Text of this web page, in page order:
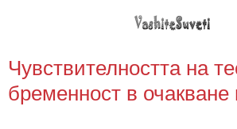
Чувствителността на
бременност в очакване